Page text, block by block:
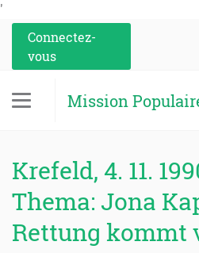
'
Connectez-
vous
Mission
Krefeld, 4. 11.
Thema: Jona
Rettung kommt